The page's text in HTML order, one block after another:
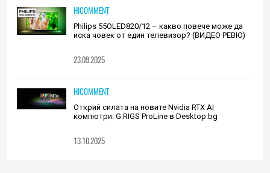
HICOMMENT
Philips 55OLED820/12 – какво повече може да
иска човек от един телевизор? (ВИДЕО РЕВЮ)
23.09.2025
HICOMMENT
Открий силата на новите Nvidia RTX AI
компютри: G:RIGS ProLine в Desktop.bg
13.10.2025